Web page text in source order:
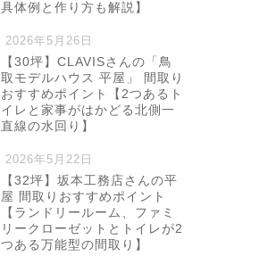
具体例と作り方も解説】
2026年5月26日
【30坪】CLAVISさんの「鳥
取モデルハウス 平屋」 間取り
おすすめポイント【2つあるト
イレと家事がはかどる北側一
直線の水回り】
2026年5月22日
【32坪】坂本工務店さんの平
屋 間取りおすすめポイント
【ランドリールーム、ファミ
リークローゼットとトイレが2
つある万能型の間取り】